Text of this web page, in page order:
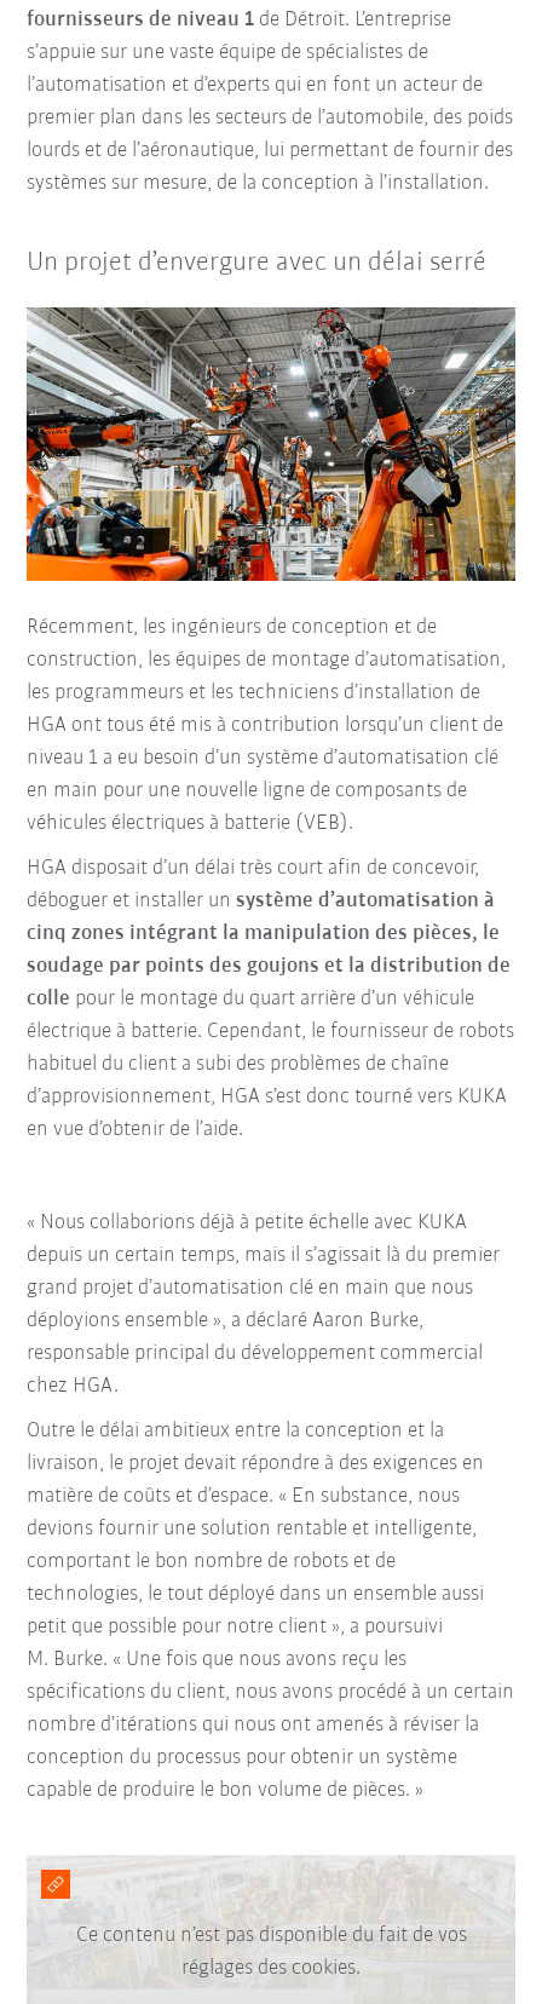
fournisseurs de niveau 1 de Détroit. L’entreprise
s’appuie sur une vaste équipe de spécialistes de
l’automatisation et d’experts qui en font un acteur de
premier plan dans les secteurs de l’automobile, des poids
lourds et de l’aéronautique, lui permettant de fournir des
systèmes sur mesure, de la conception à l’installation.
Un projet d’envergure avec un délai serré
Récemment, les ingénieurs de conception et de
construction, les équipes de montage d’automatisation,
les programmeurs et les techniciens d’installation de
HGA ont tous été mis à contribution lorsqu’un client de
niveau 1 a eu besoin d’un système d’automatisation clé
en main pour une nouvelle ligne de composants de
véhicules électriques à batterie (VEB).
HGA disposait d’un délai très court afin de concevoir,
déboguer et installer unsystème d’automatisation à
cinq zones intégrant la manipulation des pièces, le
soudage par points des goujons et la distribution de
colle pour le montage du quart arrière d’un véhicule
électrique à batterie. Cependant, le fournisseur de robots
habituel du client a subi des problèmes de chaîne
d’approvisionnement, HGA s’est donc tourné vers KUKA
en vue d’obtenir de l’aide.
« Nous collaborions déjà à petite échelle avec KUKA
depuis un certain temps, mais il s’agissait là du premier
grand projet d’automatisation clé en main que nous
déployions ensemble », a déclaré Aaron Burke,
responsable principal du développement commercial
chez HGA.
Outre le délai ambitieux entre la conception et la
livraison, le projet devait répondre à des exigences en
matière de coûts et d’espace. « En substance, nous
devions fournir une solution rentable et intelligente,
comportant le bon nombre de robots et de
technologies, le tout déployé dans un ensemble aussi
petit que possible pour notre client », a poursuivi
M. Burke. « Une fois que nous avons reçu les
spécifications du client, nous avons procédé à un certain
nombre d’itérations qui nous ont amenés à réviser la
conception du processus pour obtenir un système
capable de produire le bon volume de pièces. »
Ce contenu n’est pas disponible du fait de vos
réglages des cookies.